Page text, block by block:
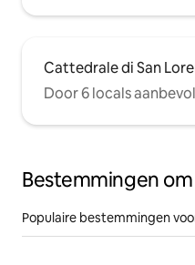
Cattedrale di San
Door 6 locals
Bestemmingen
Populaire bestemmingen